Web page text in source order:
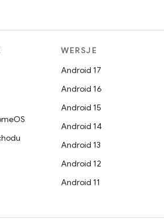
WERSJE
Android 17
Android 16
Android 15
Android 14
Android 13
Android 12
Android 11